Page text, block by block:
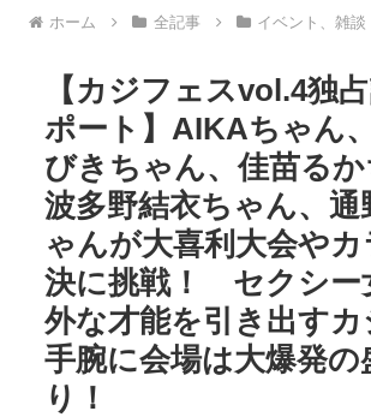
ホーム 全記事 イベント、雑談
【カジフェスvol.4独
ポート】AIKAちゃん
びきちゃん、佳苗るか
波多野結衣ちゃん、通
ゃんが大喜利大会や
決に挑戦！ セクシー
外な才能を引き出す
手腕に会場は大爆発の
り！